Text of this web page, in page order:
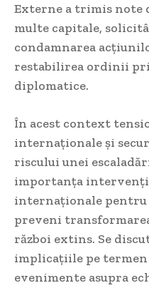
Externe a trimis note
multe capitale,
condamnarea
restabilirea ordinii
diplomatice.
În acest context
internaționale și
riscului unei
importanța
internaționale pentru
preveni
război extins. Se
implicațiile pe termen
evenimente asupra